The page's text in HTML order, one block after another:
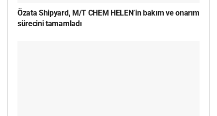
Özata Shipyard, M/T CHEM HELEN’in bakım ve onarım
sürecini tamamladı